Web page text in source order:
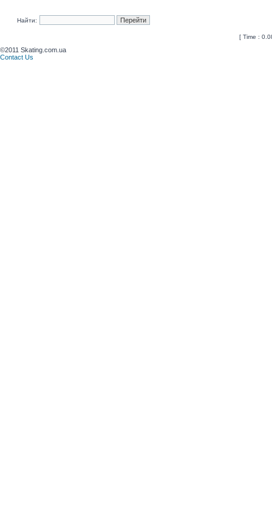
Найти:
[ Time :
©2011 Skating.com.ua
Contact Us